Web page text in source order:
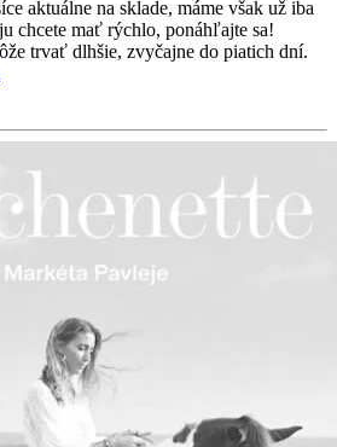
aktuálne na sklade, máme však už iba
chcete mať rýchlo, ponáhľajte sa!
trvať dlhšie, zvyčajne do piatich dní.